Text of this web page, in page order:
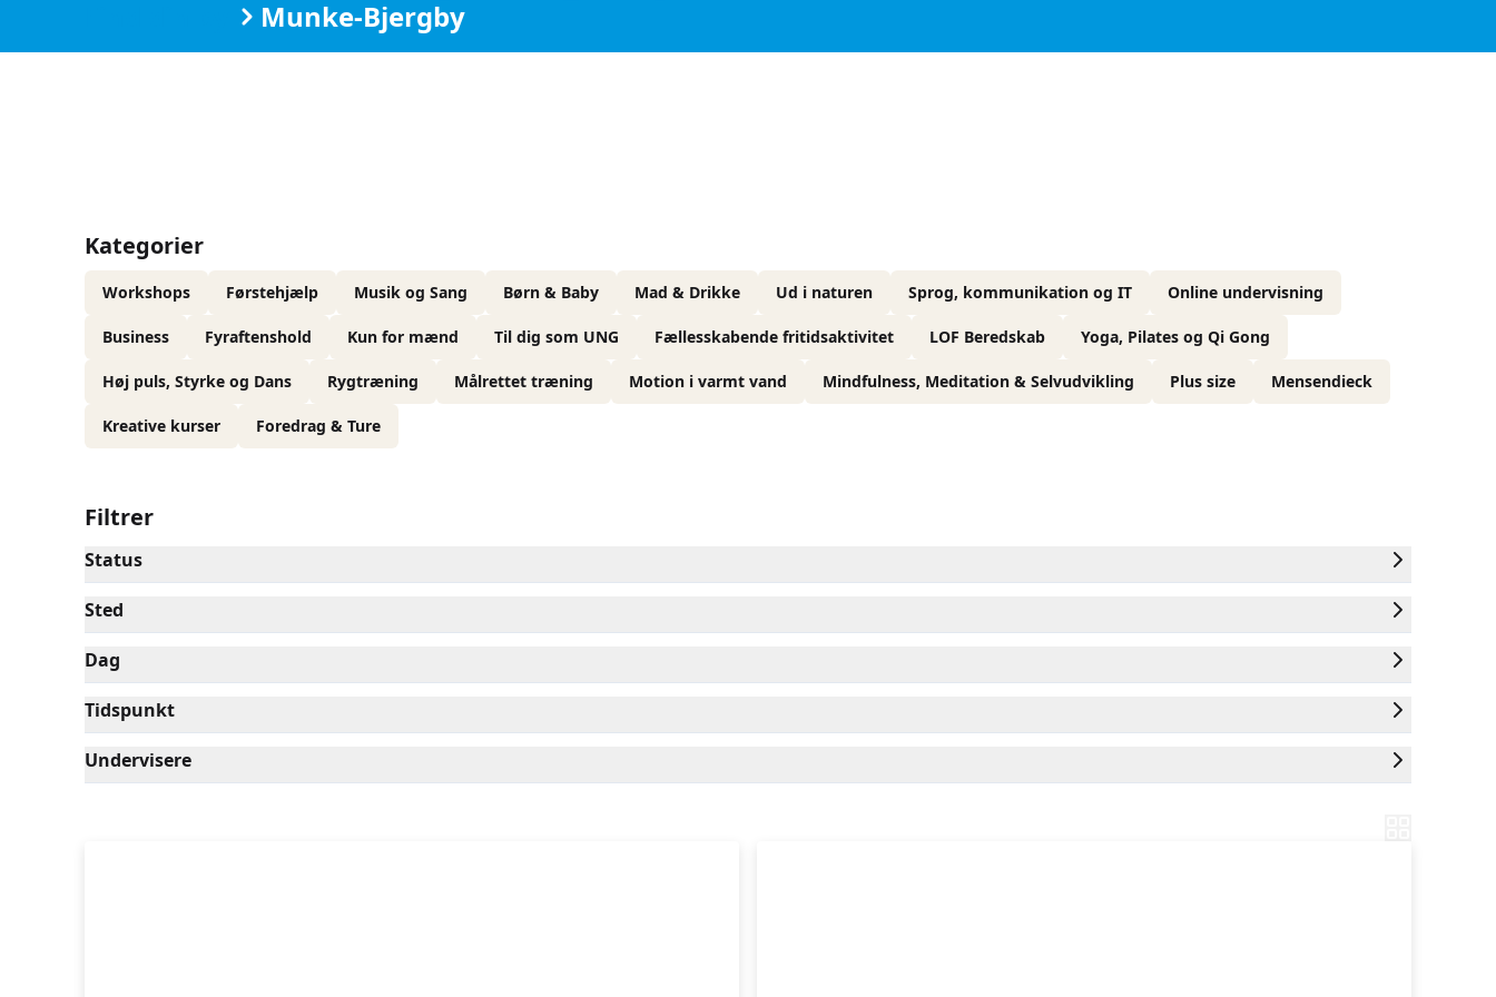
Munke-Bjergby
Kategorier
Workshops Førstehjælp Musik og Sang Børn & Baby Mad & Drikke Ud i naturen Sprog, kommunikation og IT Online undervisning
Business Fyraftenshold Kun for mænd Til dig som UNG Fællesskabende fritidsaktivitet LOF Beredskab Yoga, Pilates og Qi Gong
Høj puls, Styrke og Dans Rygtræning Målrettet træning Motion i varmt vand Mindfulness, Meditation & Selvudvikling Plus size Mensendieck
Kreative kurser Foredrag & Ture
Filtrer
Status
Sted
Dag
Tidspunkt
Undervisere